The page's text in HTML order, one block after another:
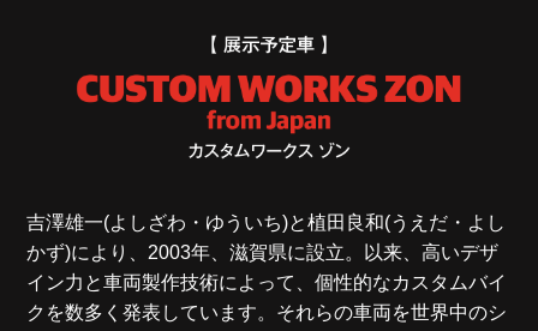
吉澤雄一(よしざわ・ゆういち)と植田良和(うえだ・よし
かず)により、2003年、滋賀県に設立。以来、高いデザ
イン力と車両製作技術によって、個性的なカスタムバイ
クを数多く発表しています。それらの車両を世界中のシ